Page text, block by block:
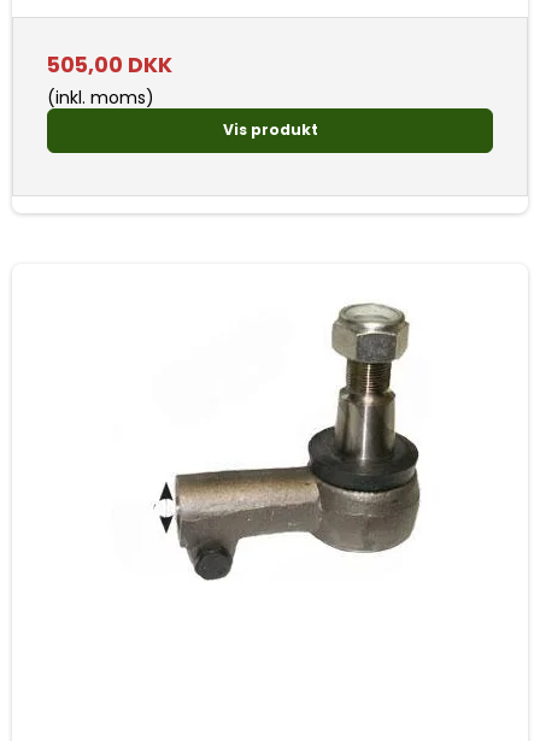
505,00 DKK
(inkl. moms)
Vis produkt